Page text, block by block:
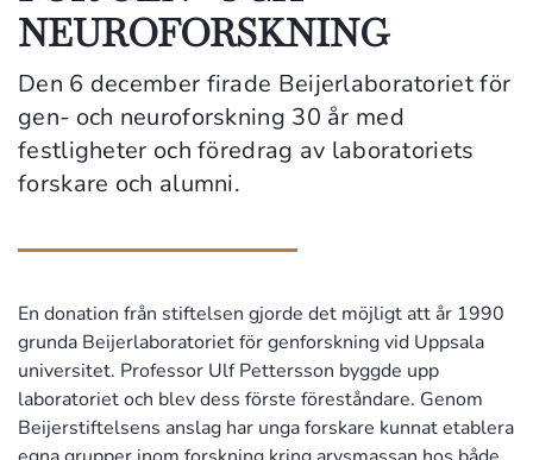
NEUROFORSKNING
Den 6 december firade Beijerlaboratoriet för
gen- och neuroforskning 30 år med
festligheter och föredrag av laboratoriets
forskare och alumni.
En donation från stiftelsen gjorde det möjligt att år 1990
grunda Beijerlaboratoriet för genforskning vid Uppsala
universitet. Professor Ulf Pettersson byggde upp
laboratoriet och blev dess förste föreståndare. Genom
Beijerstiftelsens anslag har unga forskare kunnat etablera